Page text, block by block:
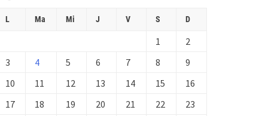
L Ma Mi J V S D
1
2
3
4 5 6 7 8
9
10
11 12 13 14 15
16
17
18 19 20 21 22 23